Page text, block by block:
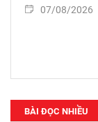
07/08/2026
BÀI ĐỌC NHIỀU